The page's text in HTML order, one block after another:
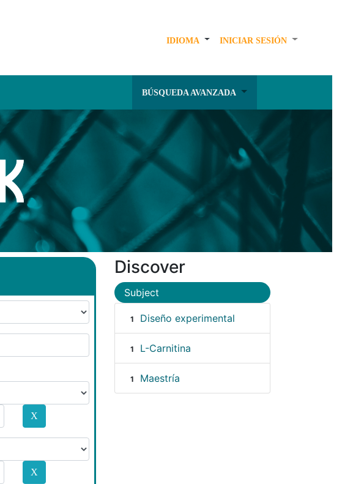
IDIOMA INICIAR SESIÓN
BÚSQUEDA AVANZADA
Discover
Subject
1 Diseño experimental
1 L-Carnitina
1 Maestría